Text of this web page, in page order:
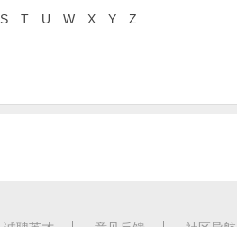
S T U W X Y
Z